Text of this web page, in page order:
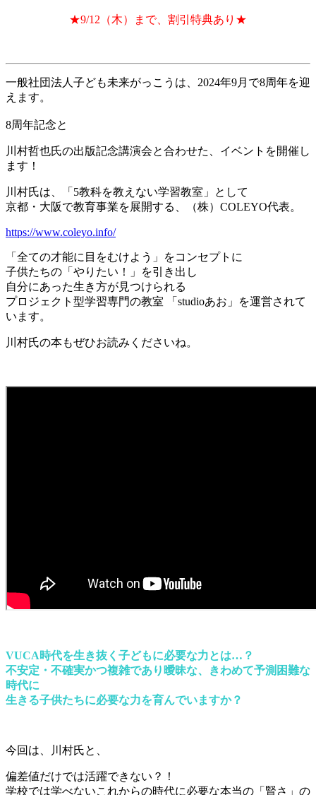
★9/12（木）まで、割引特典あり★
一般社団法人子ども未来がっこうは、2024年9月で8周年を迎
えます。
8周年記念と
川村哲也氏の出版記念講演会と合わせた、イベントを開催し
ます！
川村氏は、「5教科を教えない学習教室」として
京都・大阪で教育事業を展開する、（株）COLEYO代表。
https://www.coleyo.info/
「全ての才能に目をむけよう」をコンセプトに
子供たちの「やりたい！」を引き出し
自分にあった生き方が見つけられる
プロジェクト型学習専門の教室 「studioあお」を運営されて
います。
川村氏の本もぜひお読みくださいね。
VUCA時代を生き抜く子どもに必要な力とは…？
不安定・不確実かつ複雑であり曖昧な、きわめて予測困難な
時代に
生きる子供たちに必要な力を育んでいますか？
今回は、川村氏と、
偏差値だけでは活躍できない？！
学校では学べないこれからの時代に必要な本当の「賢さ」の